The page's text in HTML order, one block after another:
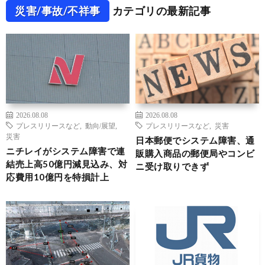
災害/事故/不祥事 カテゴリの最新記事
2026.08.08
プレスリリースなど
動向/展望
災害
ニチレイがシステム障害で連
結売上高50億円減見込み、対
応費用10億円を特損計上
2026.08.08
プレスリリースなど
災害
日本郵便でシステム障害、通
販購入商品の郵便局やコンビ
ニ受け取りできず